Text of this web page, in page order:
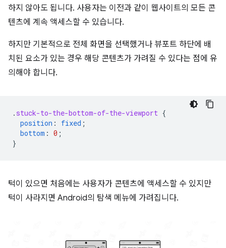
하지 않아도 됩니다. 사용자는 이전과 같이 웹사이트의 모든 콘
텐츠에 계속 액세스할 수 있습니다.
하지만 기본적으로 전체 화면을 선택했거나 뷰포트 하단에 배
치된 요소가 있는 경우 해당 콘텐츠가 가려질 수 있다는 점에 유
의해야 합니다.
. stuck-to-the-bottom-of-the-viewport {
position : fixed ;
bottom : 0 ;
}
턱이 있으면 처음에는 사용자가 콘텐츠에 액세스할 수 있지만
턱이 사라지면 Android의 탐색 메뉴에 가려집니다.